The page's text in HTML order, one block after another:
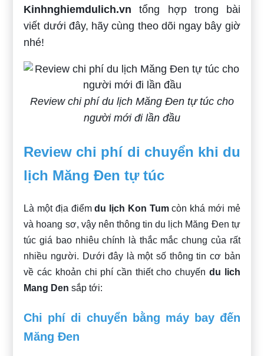
Kinhnghiemdulich.vn tổng hợp trong bài
viết dưới đây, hãy cùng theo dõi ngay bây giờ
nhé!
Review chi phí du lịch Măng Đen tự túc cho
người mới đi lần đầu
Review chi phí di chuyển khi du
lịch Măng Đen tự túc
Là một địa điểmdu lịch Kon Tumcòn khá mới mẻ
và hoang sơ, vậy nên thông tin du lịch Măng Đen tự
túc giá bao nhiêu chính là thắc mắc chung của rất
nhiều người. Dưới đây là một số thông tin cơ bản
về các khoản chi phí cần thiết cho chuyến du lich
Mang Den sắp tới:
Chi phí di chuyển bằng máy bay đến
Măng Đen